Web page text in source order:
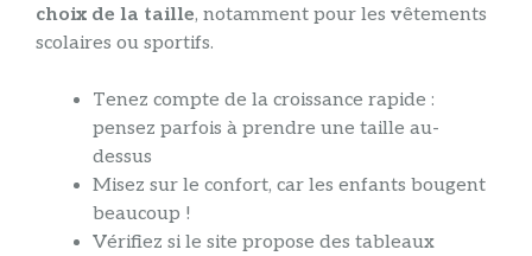
choix de la taille, notamment pour les vêtements
scolaires ou sportifs.
Tenez compte de la croissance rapide :
pensez parfois à prendre une taille au-
dessus
Misez sur le confort, car les enfants bougent
beaucoup !
Vérifiez si le site propose des tableaux